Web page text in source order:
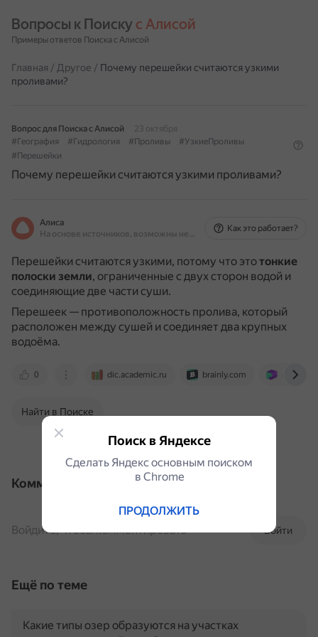
Вопросы к Поиску с Алисой
Примеры ответов Поиска с Алисой
Главная / Другое / Почему перешейки считаются узкими
проливами?
Вопрос для Поиска с Алисой
23 октября
#География
#Гидрология #Проливы
#УзкиеПроливы
#Перешейки
Почему перешейки считаются узкими проливами?
Алиса
На основе источников, возможны неточности
Как это работает?
Перешейки считаются узкими, потому что этотонкие
полоски земли, ограниченные с двух сторон водой и
соединяющие две части суши.
Перешеек — противоположность пролива, который
расположен между сушей и соединяет два крупных
водоёма.
0 dic.academic.ru brainly.com
Найти в Поиске
Комментарии
Войти
Войдите, чтобы комментировать
Ещё по теме
Какие типы озер образуются на участках
Поиск в Яндексе
Сделать Яндекс основным поиском
в Сhrome
ПРОДОЛЖИТЬ